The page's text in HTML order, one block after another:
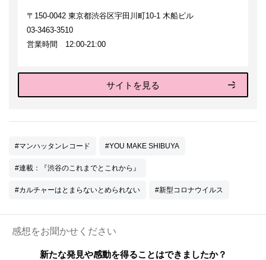
〒150-0042 東京都渋谷区宇田川町10-1 木船ビル
03-3463-3510
営業時間 12:00-21:00
サイトを見る
#マンハッタンレコード #YOU MAKE SHIBUYA
#連載：『渋谷のこれまでとこれから』
#カルチャーはとまらないとめられない #新型コロナウイルス
感想をお聞かせください
新たな発見や感動を得ることはできましたか？